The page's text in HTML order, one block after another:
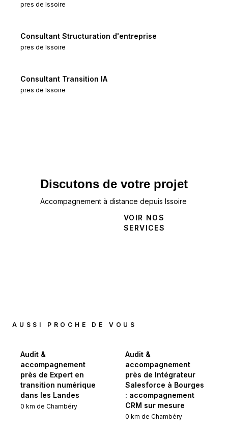
pres de Issoire
Consultant Structuration d'entreprise
pres de Issoire
Consultant Transition IA
pres de Issoire
Discutons de votre projet
Accompagnement à distance depuis Issoire
VOIR NOS
SERVICES
AUSSI PROCHE DE VOUS
Audit &
accompagnement
près de Expert en
transition numérique
dans les Landes
0 km de Chambéry
Audit &
accompagnement
près de Intégrateur
Salesforce à Bourges
: accompagnement
CRM sur mesure
0 km de Chambéry